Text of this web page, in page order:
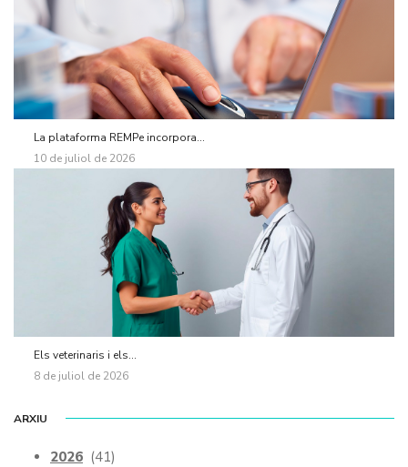
La plataforma REMPe incorpora...
10 de juliol de 2026
Els veterinaris i els...
8 de juliol de 2026
ARXIU
2026 (41)